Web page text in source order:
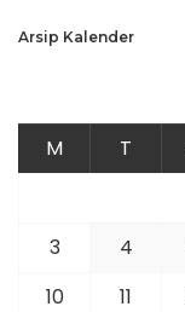
Arsip Kalender
M T
3
4
10
11